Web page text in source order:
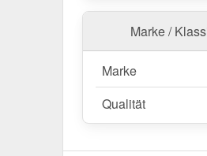
Marke /
Marke
Qualität